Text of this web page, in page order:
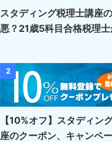
スタディング税理士講座
悪？21歳5科目合格税理
2
【10%オフ】スタディン
座のクーポン、キャンペ